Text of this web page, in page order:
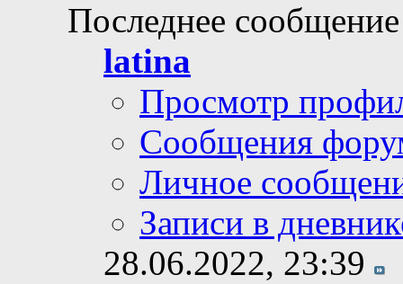
Последнее
latina
Просмотр
Сообщения
Личное
Записи в
28.06.2022, 23:39